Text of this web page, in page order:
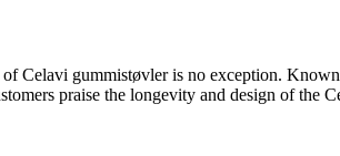
Celavi gummistøvler is no exception.
praise the longevity and design of